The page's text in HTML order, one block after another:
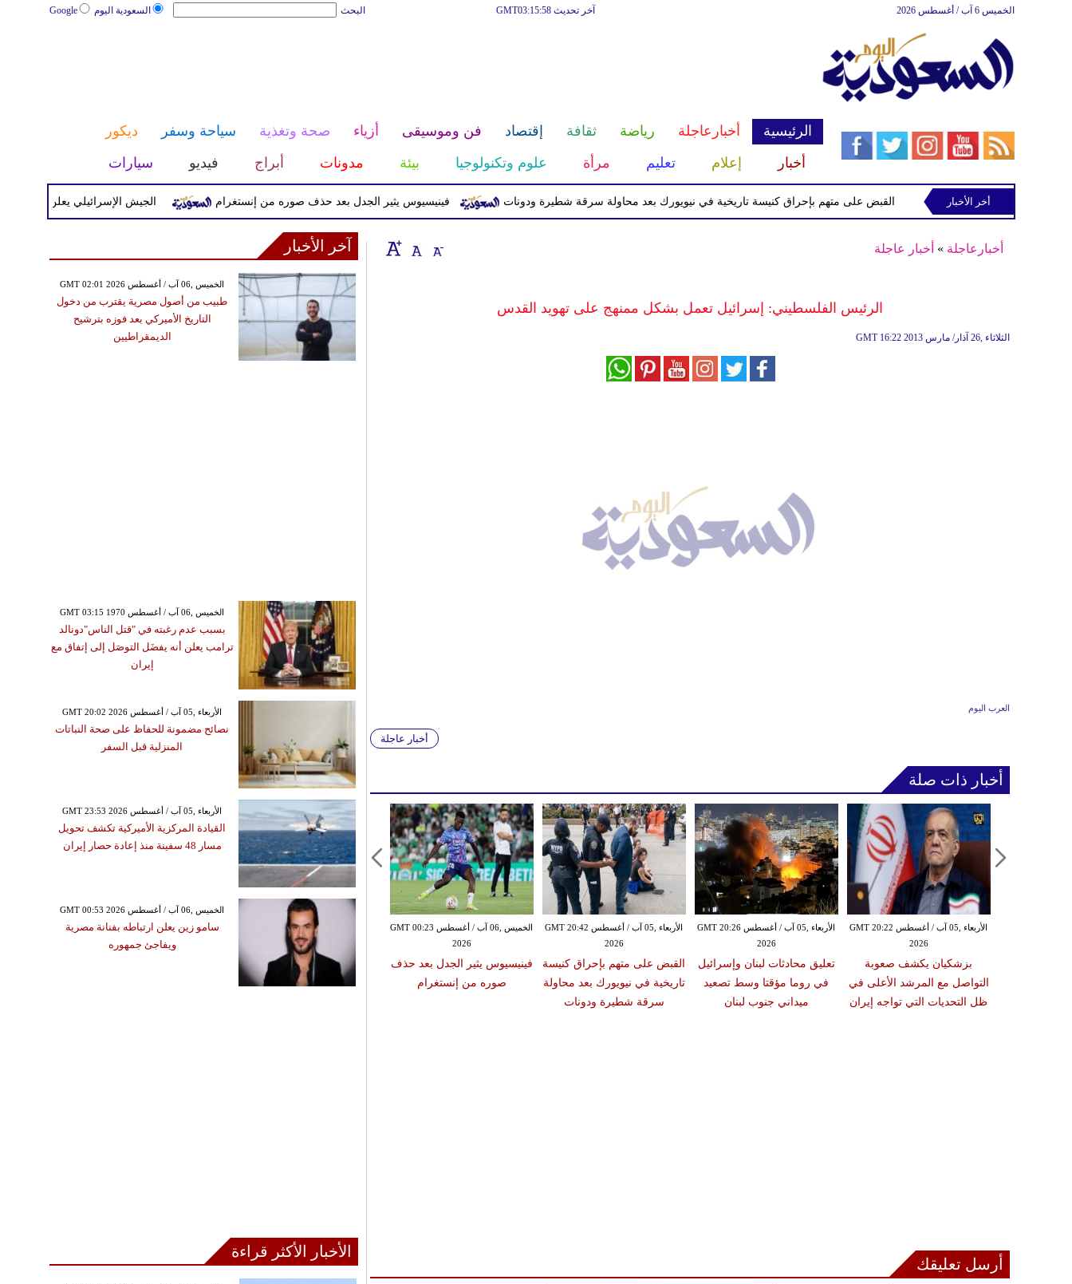
السعودية اليوم Google البحث آخر تحديث GMT03:15:58 الخميس 6 آب / أغسطس 2026
الرئيسية أخبارعاجلة رياضة ثقافة إقتصاد فن وموسيقى أزياء صحة وتغذية سياحة وسفر
ديكور
أخبار
إعلام تعليم مرأة علوم وتكنولوجيا بيئة مدونات أبراج فيديو سيارات
الجيش الإسرائيلي يعلن بدء موجة فينيسيوس يثير الجدل بعد حذف صوره من إنستغرام القبض على متهم بإحراق كنيسة تاريخية في نيويورك بعد محاولة سرقة شطيرة ودونات جنوب لبنانأخر الأخبار
أخبارعاجلة » أخبار عاجلة
الرئيس الفلسطيني: إسرائيل تعمل بشكل ممنهج على تهويد القدس
GMT 16:22 2013 الثلاثاء ,26 آذار/ مارس
العرب اليوم
أخبار عاجلة
أخبار ذات صلة
الخميس ,06 آب / أغسطس GMT 00:23
2026
فينيسيوس يثير الجدل بعد حذف
صوره من إنستغرام
الأربعاء ,05 آب / أغسطس GMT 20:42
2026
القبض على متهم بإحراق كنيسة
تاريخية في نيويورك بعد محاولة
سرقة شطيرة ودونات
الأربعاء ,05 آب / أغسطس GMT 20:26
2026
تعليق محادثات لبنان وإسرائيل
في روما مؤقتا وسط تصعيد
ميداني جنوب لبنان
الأربعاء ,05 آب / أغسطس GMT 20:22
2026
بزشكيان يكشف صعوبة
التواصل مع المرشد الأعلى في
ظل التحديات التي تواجه إيران
أرسل تعليقك
آخر الأخبار
GMT 02:01 2026 الخميس ,06 آب / أغسطس
طبيب من أصول مصرية يقترب من دخول
التاريخ الأميركي بعد فوزه بترشيح
الديمقراطيين
GMT 03:15 1970 الخميس ,06 آب / أغسطس
بسبب عدم رغبته في "قتل الناس"دونالد
ترامب يعلن أنه يفضَل التوصَل إلى إتفاق مع
إيران
GMT 20:02 2026 الأربعاء ,05 آب / أغسطس
نصائح مضمونة للحفاظ على صحة النباتات
المنزلية قبل السفر
GMT 23:53 2026 الأربعاء ,05 آب / أغسطس
القيادة المركزية الأميركية تكشف تحويل
مسار 48 سفينة منذ إعادة حصار إيران
GMT 00:53 2026 الخميس ,06 آب / أغسطس
سامو زين يعلن ارتباطه بفنانة مصرية
ويفاجئ جمهوره
الأخبار الأكثر قراءة